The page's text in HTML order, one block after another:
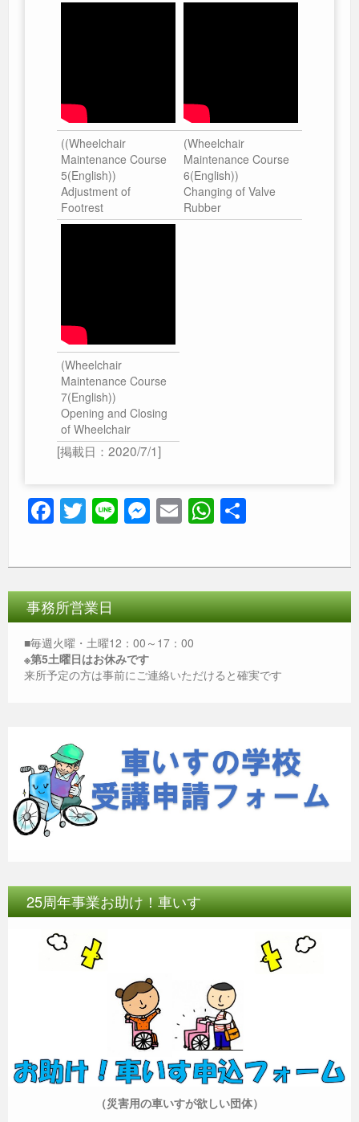
((Wheelchair
Maintenance Course
5(English))
Adjustment of
Footrest
(Wheelchair
Maintenance Course
6(English))
Changing of Valve
Rubber
(Wheelchair
Maintenance Course
7(English))
Opening and Closing
of Wheelchair
[掲載日：2020/7/1]
F
c
e
b
o
o
k
T
tt
er
Li
e
M
ss
e
n
g
er
E
ail
W
at
s
A
p
事務所営業日
■毎週火曜・土曜12：00～17：00
※第5土曜日はお休みです
来所予定の方は事前にご連絡いただけると確実です
25周年事業お助け！車いす
（災害用の車いすが欲しい団体）